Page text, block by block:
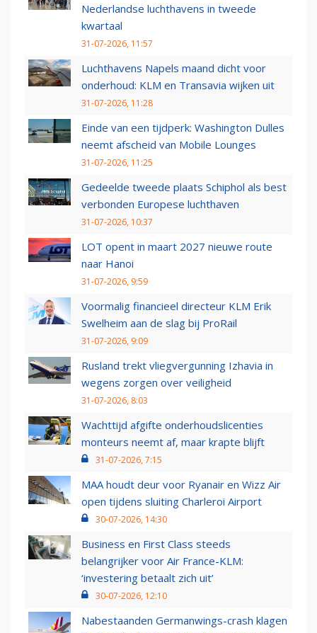
Nederlandse luchthavens in tweede
kwartaal
31-07-2026, 11:57
Luchthavens Napels maand dicht voor
onderhoud: KLM en Transavia wijken uit
31-07-2026, 11:28
Einde van een tijdperk: Washington Dulles
neemt afscheid van Mobile Lounges
31-07-2026, 11:25
Gedeelde tweede plaats Schiphol als best
verbonden Europese luchthaven
31-07-2026, 10:37
LOT opent in maart 2027 nieuwe route
naar Hanoi
31-07-2026, 9:59
Voormalig financieel directeur KLM Erik
Swelheim aan de slag bij ProRail
31-07-2026, 9:09
Rusland trekt vliegvergunning Izhavia in
wegens zorgen over veiligheid
31-07-2026, 8:03
Wachttijd afgifte onderhoudslicenties
monteurs neemt af, maar krapte blijft
31-07-2026, 7:15
MAA houdt deur voor Ryanair en Wizz Air
open tijdens sluiting Charleroi Airport
30-07-2026, 14:30
Business en First Class steeds
belangrijker voor Air France-KLM:
‘investering betaalt zich uit’
30-07-2026, 12:10
Nabestaanden Germanwings-crash klagen